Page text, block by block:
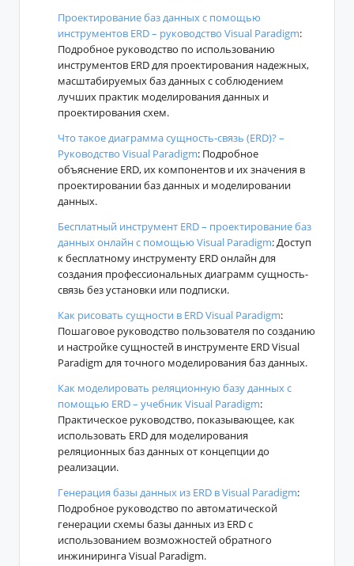
Проектирование баз данных с помощью
инструментов ERD – руководство Visual Paradigm:
Подробное руководство по использованию
инструментов ERD для проектирования надежных,
масштабируемых баз данных с соблюдением
лучших практик моделирования данных и
проектирования схем.
Что такое диаграмма сущность-связь (ERD)? –
Руководство Visual Paradigm: Подробное
объяснение ERD, их компонентов и их значения в
проектировании баз данных и моделировании
данных.
Бесплатный инструмент ERD – проектирование баз
данных онлайн с помощью Visual Paradigm: Доступ
к бесплатному инструменту ERD онлайн для
создания профессиональных диаграмм сущность-
связь без установки или подписки.
Как рисовать сущности в ERD Visual Paradigm:
Пошаговое руководство пользователя по созданию
и настройке сущностей в инструменте ERD Visual
Paradigm для точного моделирования баз данных.
Как моделировать реляционную базу данных с
помощью ERD – учебник Visual Paradigm:
Практическое руководство, показывающее, как
использовать ERD для моделирования
реляционных баз данных от концепции до
реализации.
Генерация базы данных из ERD в Visual Paradigm:
Подробное руководство по автоматической
генерации схемы базы данных из ERD с
использованием возможностей обратного
инжиниринга Visual Paradigm.